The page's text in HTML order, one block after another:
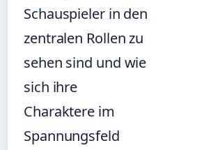
Schauspieler in den
zentralen Rollen zu
sehen sind und wie
sich ihre
Charaktere im
Spannungsfeld